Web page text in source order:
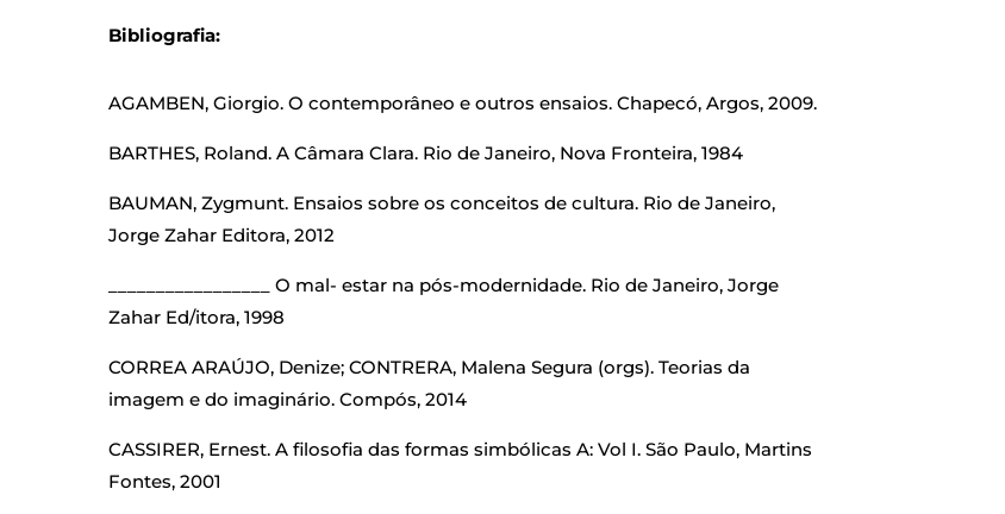
Bibliografia:
AGAMBEN, Giorgio. O contemporâneo e outros ensaios. Chapecó, Argos, 2009.
BARTHES, Roland. A Câmara Clara. Rio de Janeiro, Nova Fronteira, 1984
BAUMAN, Zygmunt. Ensaios sobre os conceitos de cultura. Rio de Janeiro,
Jorge Zahar Editora, 2012
_________________ O mal- estar na pós-modernidade. Rio de Janeiro, Jorge
Zahar Ed/itora, 1998
CORREA ARAÚJO, Denize; CONTRERA, Malena Segura (orgs). Teorias da
imagem e do imaginário. Compós, 2014
CASSIRER, Ernest. A filosofia das formas simbólicas A: Vol I. São Paulo, Martins
Fontes, 2001